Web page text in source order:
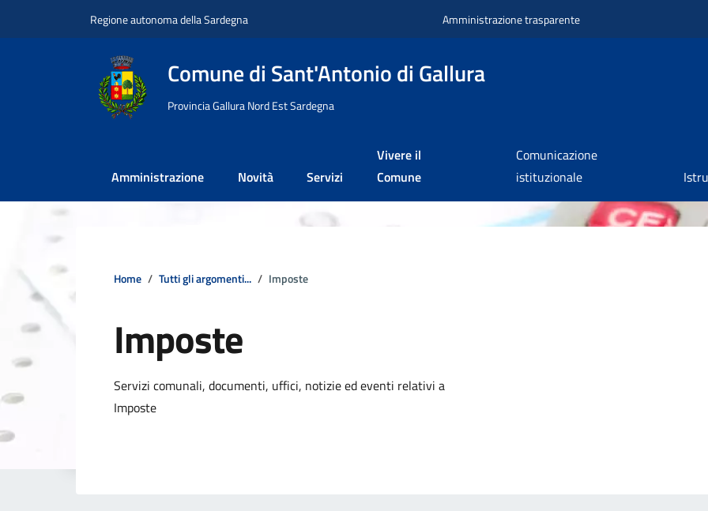
Regione autonoma della Sardegna Amministrazione trasparente
Comune di Sant'Antonio di Gallura
Provincia Gallura Nord Est Sardegna
Amministrazione Novità Servizi
Vivere il
Comune
Comunicazione
istituzionale
Home Tutti gli argomenti... Imposte
Imposte
Dettagli della notizia
Servizi comunali, documenti, uffici, notizie ed eventi relativi a
Imposte